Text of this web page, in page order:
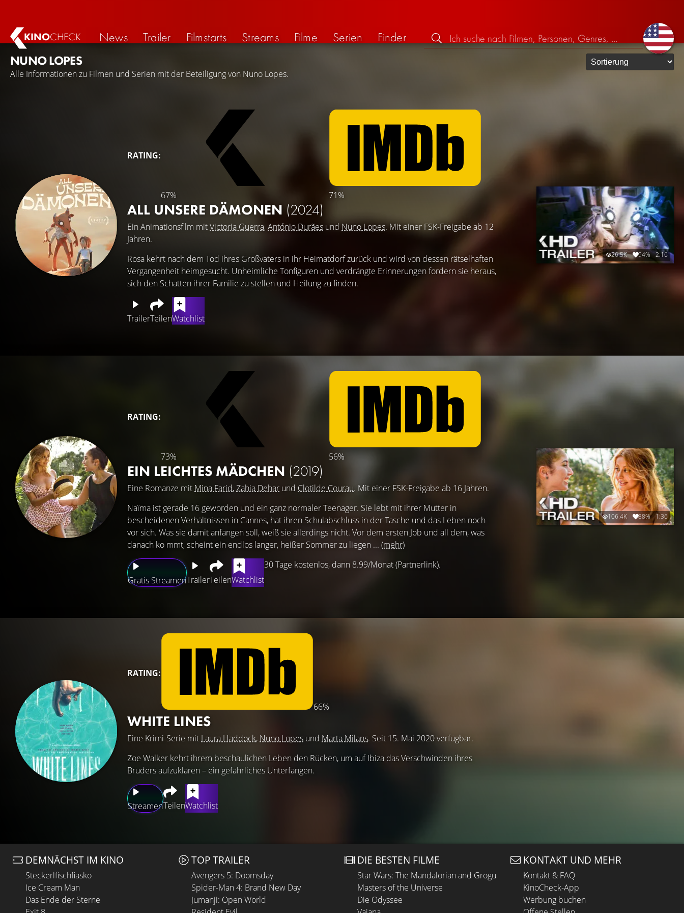
KINOCHECK News Trailer Filmstarts Streams Filme Serien
Finder
NUNO LOPES
Alle Informationen zu Filmen und Serien mit der Beteiligung von Nuno Lopes.
RATING:
67% 71%
ALL UNSERE DÄMONEN (2024)
Ein Animationsfilm mitVictoria Guerra,António Durães und Nuno Lopes. Mit einer FSK-Freigabe ab 12
Jahren.
TrailerTeilenWatchlist
Rosa kehrt nach dem Tod ihres Großvaters in ihr Heimatdorf zurück und wird von dessen rätselhaften
Vergangenheit heimgesucht. Unheimliche Tonfiguren und verdrängte Erinnerungen fordern sie heraus,
sich den Schatten ihrer Familie zu stellen und Heilung zu finden.
26.5K 94% 2:16
RATING:
73% 56%
EIN LEICHTES MÄDCHEN (2019)
Eine Romanze mit Mina Farid,Zahia Dehar und Clotilde Courau. Mit einer FSK-Freigabe ab 16 Jahren.
Gratis StreamenTrailerTeilenWatchlist
30 Tage kostenlos, dann 8.99/Monat (Partnerlink).
Naïma ist gerade 16 geworden und ein ganz normaler Teenager. Sie lebt mit ihrer Mutter in
bescheidenen Verhältnissen in Cannes, hat ihren Schulabschluss in der Tasche und das Leben noch
vor sich. Was sie damit anfangen soll, weiß sie allerdings nicht. Vor dem ersten Job und all dem, was
danach ko mmt, scheint ein endlos langer, heißer Sommer zu liegen ... (mehr)
106.4K 88% 1:36
RATING:
66%
WHITE LINES
Eine Krimi-Serie mit Laura Haddock, Nuno Lopes und Marta Milans. Seit 15. Mai 2020 verfügbar.
StreamenTeilenWatchlist
Zoe Walker kehrt ihrem beschaulichen Leben den Rücken, um auf Ibiza das Verschwinden ihres
Bruders aufzuklären – ein gefährliches Unterfangen.
DEMNÄCHST IM KINO
Steckerlfischfiasko
Ice Cream Man
Das Ende der Sterne
TOP TRAILER
Avengers 5: Doomsday
Spider-Man 4: Brand New Day
Jumanji: Open World
DIE BESTEN FILME
Star Wars: The Mandalorian and Grogu
Masters of the Universe
Die Odyssee
KONTAKT UND MEHR
Kontakt & FAQ
KinoCheck-App
Werbung buchen